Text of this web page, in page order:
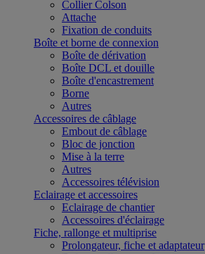
Collier Colson
Attache
Fixation de conduits
Boîte et borne de connexion
Boîte de dérivation
Boîte DCL et douille
Boîte d'encastrement
Borne
Autres
Accessoires de câblage
Embout de câblage
Bloc de jonction
Mise à la terre
Autres
Accessoires télévision
Eclairage et accessoires
Eclairage de chantier
Accessoires d'éclairage
Fiche, rallonge et multiprise
Prolongateur, fiche et adaptateur